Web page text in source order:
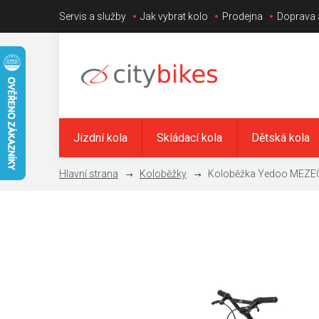
obsah
Servis a služby Jak vybrat kolo Prodejna Doprava
Jízdní kola Skládací kola Dětská kola
Koloběžky Koloběžka Yedoo